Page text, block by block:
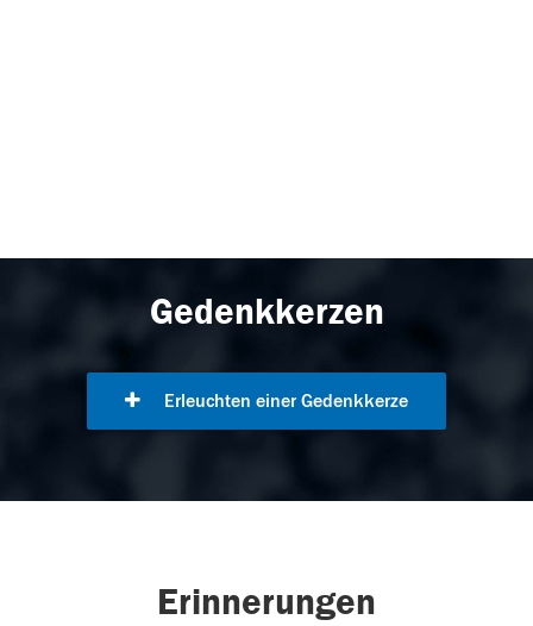
Gedenkkerzen
Erleuchten einer Gedenkkerze
Erinnerungen